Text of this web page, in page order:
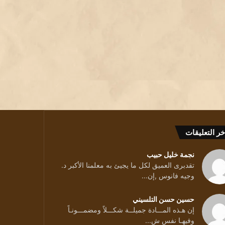
التعليقات
نجمة خليل حبيب
تقدبرى العميق لكل ما يجيئ به معلمنا الأكبر د.
وجيه فانوس ,إن...
حسين حسن التلسيني
إن هـذه المـــادة جميلــة شكـــلاً ومضمـــونـاً
وفيهـا نفس ش...